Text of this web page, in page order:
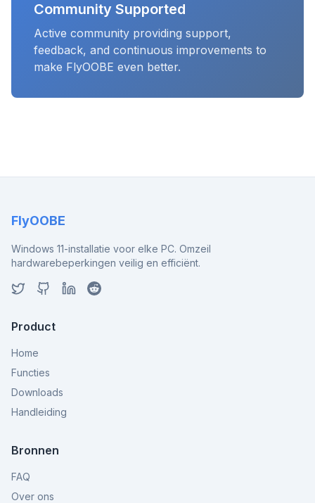
Community Supported
Active community providing support,
feedback, and continuous improvements to
make FlyOOBE even better.
FlyOOBE
Windows 11-installatie voor elke PC. Omzeil
hardwarebeperkingen veilig en efficiënt.
Product
Home
Functies
Downloads
Handleiding
Bronnen
FAQ
Over ons